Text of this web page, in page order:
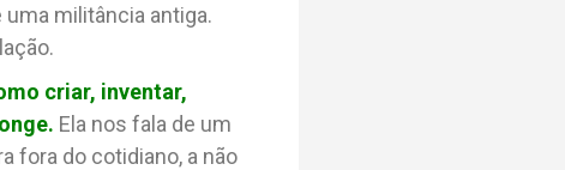
militância antiga.
criar, inventar,
Ela nos fala de um
fora do cotidiano, a não